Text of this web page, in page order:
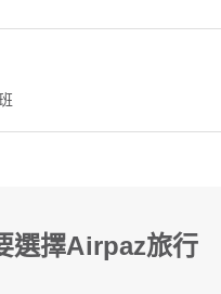
選擇Airpaz旅行